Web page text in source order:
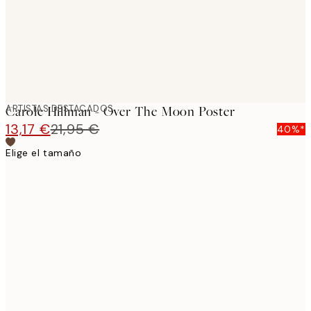
ARTISTAS DESTACADOS
Carole Hillman - Over The Moon Poster
13,17 €21,95 €
40%*
Elige el tamaño